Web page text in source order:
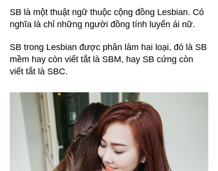
SB là một thuật ngữ thuộc cộng đồng Lesbian. Có
nghĩa là chỉ những người đồng tính luyến ái nữ.
SB trong Lesbian được phân làm hai loại, đó là SB
mềm hay còn viết tắt là SBM, hay SB cứng còn
viết tắt là SBC.